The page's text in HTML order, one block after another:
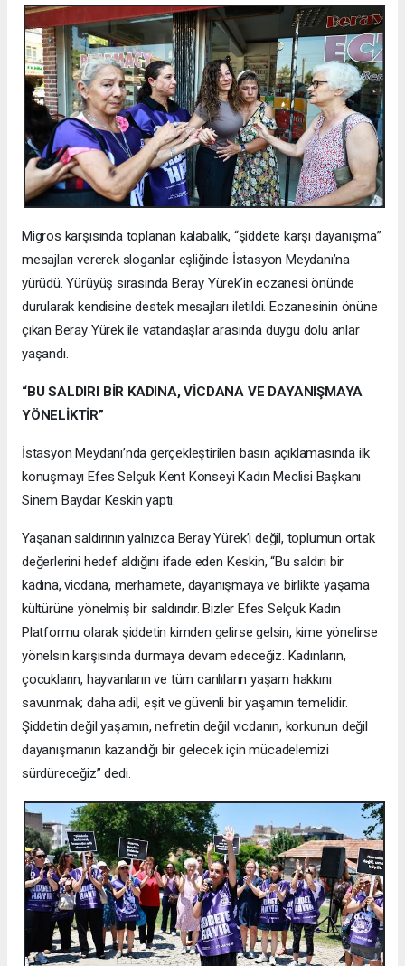
Migros karşısında toplanan kalabalık, “şiddete karşı dayanışma”
mesajları vererek sloganlar eşliğinde İstasyon Meydanı’na
yürüdü. Yürüyüş sırasında Beray Yürek’in eczanesi önünde
durularak kendisine destek mesajları iletildi. Eczanesinin önüne
çıkan Beray Yürek ile vatandaşlar arasında duygu dolu anlar
yaşandı.
“BU SALDIRI BİR KADINA, VİCDANA VE DAYANIŞMAYA
YÖNELİKTİR”
İstasyon Meydanı’nda gerçekleştirilen basın açıklamasında ilk
konuşmayı Efes Selçuk Kent Konseyi Kadın Meclisi Başkanı
Sinem Baydar Keskin yaptı.
Yaşanan saldırının yalnızca Beray Yürek’i değil, toplumun ortak
değerlerini hedef aldığını ifade eden Keskin, “Bu saldırı bir
kadına, vicdana, merhamete, dayanışmaya ve birlikte yaşama
kültürüne yönelmiş bir saldırıdır. Bizler Efes Selçuk Kadın
Platformu olarak şiddetin kimden gelirse gelsin, kime yönelirse
yönelsin karşısında durmaya devam edeceğiz. Kadınların,
çocukların, hayvanların ve tüm canlıların yaşam hakkını
savunmak; daha adil, eşit ve güvenli bir yaşamın temelidir.
Şiddetin değil yaşamın, nefretin değil vicdanın, korkunun değil
dayanışmanın kazandığı bir gelecek için mücadelemizi
sürdüreceğiz” dedi.